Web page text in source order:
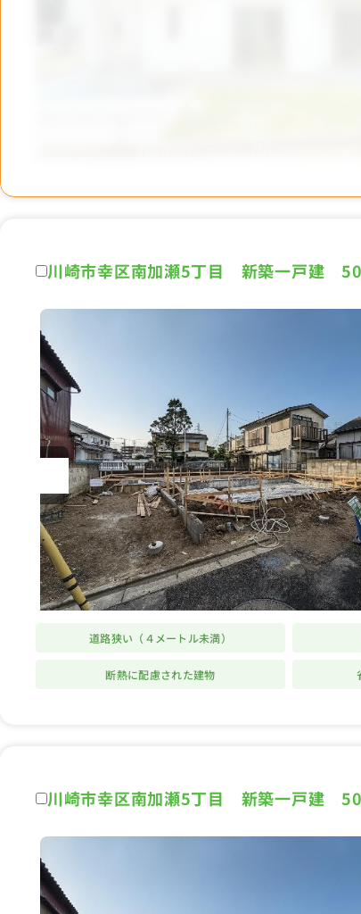
川崎市幸区南加瀬5丁目 新築一戸建
道路狭い（４メートル未満）
断熱に配慮された建物
川崎市幸区南加瀬5丁目 新築一戸建